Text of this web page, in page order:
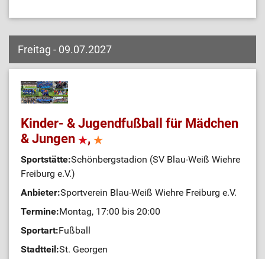
Freitag - 09.07.2027
Kinder- & Jugendfußball für Mädchen
& Jungen
,
Sportstätte:Schönbergstadion (SV Blau-Weiß Wiehre
Freiburg e.V.)
Anbieter:Sportverein Blau-Weiß Wiehre Freiburg e.V.
Termine:Montag, 17:00 bis 20:00
Sportart:Fußball
Stadtteil:St. Georgen